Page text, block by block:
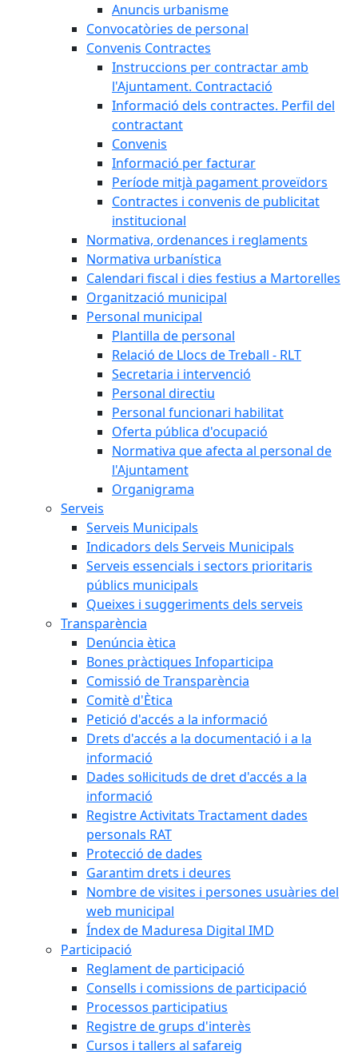
Anuncis urbanisme
Convocatòries de personal
Convenis Contractes
Instruccions per contractar amb
l'Ajuntament. Contractació
Informació dels contractes. Perfil del
contractant
Convenis
Informació per facturar
Període mitjà pagament proveïdors
Contractes i convenis de publicitat
institucional
Normativa, ordenances i reglaments
Normativa urbanística
Calendari fiscal i dies festius a Martorelles
Organització municipal
Personal municipal
Plantilla de personal
Relació de Llocs de Treball - RLT
Secretaria i intervenció
Personal directiu
Personal funcionari habilitat
Oferta pública d'ocupació
Normativa que afecta al personal de
l'Ajuntament
Organigrama
Serveis
Serveis Municipals
Indicadors dels Serveis Municipals
Serveis essencials i sectors prioritaris
públics municipals
Queixes i suggeriments dels serveis
Transparència
Denúncia ètica
Bones pràctiques Infoparticipa
Comissió de Transparència
Comitè d'Ètica
Petició d'accés a la informació
Drets d'accés a la documentació i a la
informació
Dades sol·licituds de dret d'accés a la
informació
Registre Activitats Tractament dades
personals RAT
Protecció de dades
Garantim drets i deures
Nombre de visites i persones usuàries del
web municipal
Índex de Maduresa Digital IMD
Participació
Reglament de participació
Consells i comissions de participació
Processos participatius
Registre de grups d'interès
Cursos i tallers al safareig